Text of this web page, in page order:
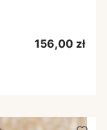
Cena
156,00 zł